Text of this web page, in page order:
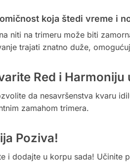
koja štedi vreme i
niti na trimeru može biti
trajati znatno duže,
Red i
da nesavršenstva kvaru
zamahom trimera.
Poziva!
i dodajte u korpu sada! Učinite